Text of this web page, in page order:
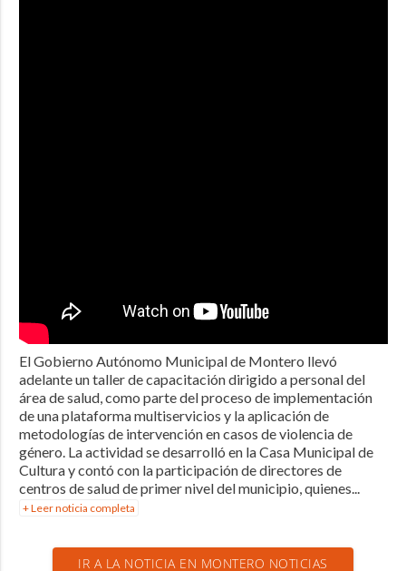
El Gobierno Autónomo Municipal de Montero llevó
adelante un taller de capacitación dirigido a personal del
área de salud, como parte del proceso de implementación
de una plataforma multiservicios y la aplicación de
metodologías de intervención en casos de violencia de
género. La actividad se desarrolló en la Casa Municipal de
Cultura y contó con la participación de directores de
centros de salud de primer nivel del municipio, quienes...
+ Leer noticia completa
IR A LA NOTICIA EN MONTERO NOTICIAS